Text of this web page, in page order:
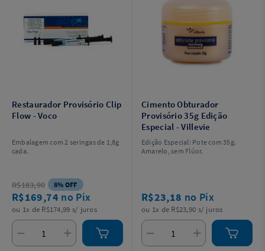
Restaurador Provisório Clip
Flow - Voco
Embalagem com 2 seringas de 1,8g
cada.
R$183,90 8% OFF
R$169,74 no Pix
ou 1x de R$174,99 s/ juros
Cimento Obturador
Provisório 35g Edição
Especial - Villevie
Edição Especial: Pote com 35g.
Amarelo, sem Flúor.
R$23,18 no Pix
ou 1x de R$23,90 s/ juros